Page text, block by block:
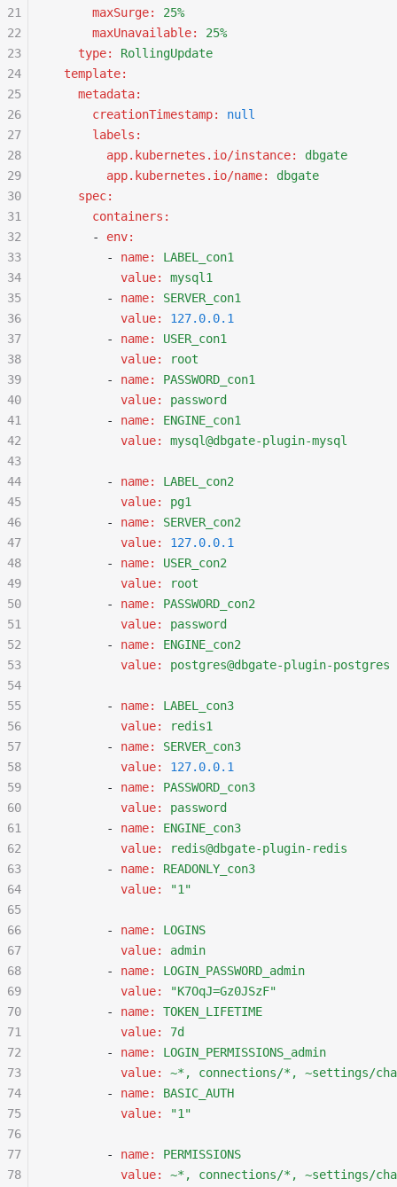
      maxSurge
:
25%
      maxUnavailable
:
25%
    type
:
RollingUpdate
  template
:
    metadata
:
      creationTimestamp
:
null
      labels
:
        app.kubernetes.io/instance
:
dbgate
        app.kubernetes.io/name
:
dbgate
    spec
:
      containers
:
      -
env:
        -
name:
LABEL_con1
          value
:
mysql1
        -
name:
SERVER_con1
          value
:
127.0.0.1
        -
name:
USER_con1
          value
:
root
        -
name:
PASSWORD_con1
          value
:
password
        -
name:
ENGINE_con1
          value
: mysql@dbgate-plugin-mysql
        -
name:
LABEL_con2
          value
:
pg1
        -
name:
SERVER_con2
          value
:
127.0.0.1
        -
name:
USER_con2
          value
:
root
        -
name:
PASSWORD_con2
          value
:
password
        -
name:
ENGINE_con2
          value
: postgres@dbgate-plugin-postgres
        -
name:
LABEL_con3
          value
:
redis1
        -
name:
SERVER_con3
          value
:
127.0.0.1
        -
name:
PASSWORD_con3
          value
:
password
        -
name:
ENGINE_con3
          value
:
redis@dbgate-plugin-redis
        -
name:
READONLY_con3
          value
: "1"
        -
name:
LOGINS
          value
:
admin
        -
name:
LOGIN_PASSWORD_admin
          value
:
"K7OqJ=Gz0JSzF"
        -
name:
TOKEN_LIFETIME
          value
:
7d
        -
name:
LOGIN_PERMISSIONS_admin
          value
:
~*, connections/*, ~settings/
        -
name:
BASIC_AUTH
          value
: "1"
        -
name:
PERMISSIONS
          value
:
~*, connections/*, ~settings/
21
22
23
24
25
26
27
28
29
30
31
32
33
34
35
36
37
38
39
40
41
42
43
44
45
46
47
48
49
50
51
52
53
54
55
56
57
58
59
60
61
62
63
64
65
66
67
68
69
70
71
72
73
74
75
76
77
78